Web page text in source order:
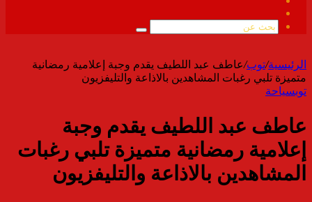
الموقع
بحث
الرئيسية/توب/عاطف عبد اللطيف يقدم وجبة إعلامية رمضانية
متميزة تلبي رغبات المشاهدين بالاذاعة والتليفزيون
توبسياحة
عاطف عبد اللطيف يقدم وجبة
إعلامية رمضانية متميزة تلبي رغبات
المشاهدين بالاذاعة والتليفزيون